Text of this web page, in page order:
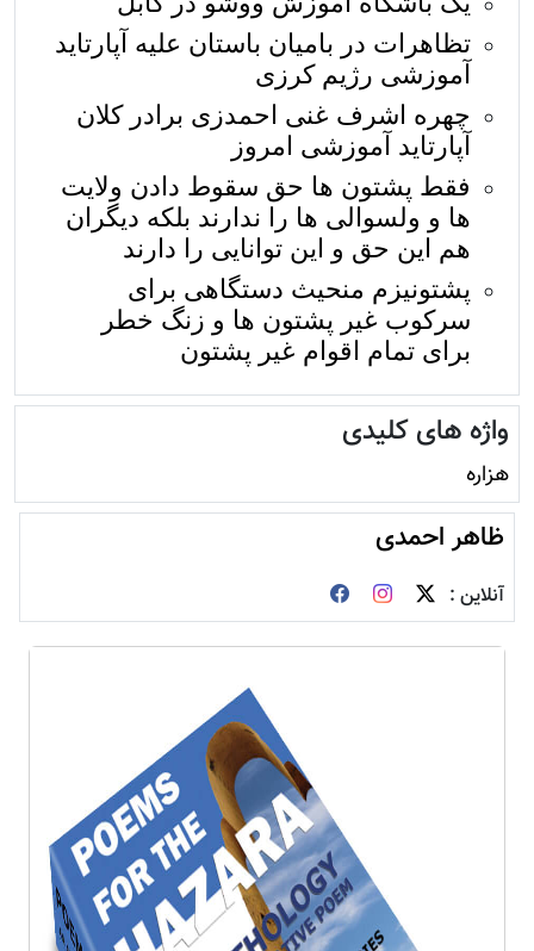
تظاهرات در بامیان باستان علیه آپارتاید
آموزشی رژيم کرزی
چهره اشرف غنی احمدزی برادر کلان
آپارتاید آموزشی امروز
فقط پشتون ها حق سقوط دادن ولایت
ها و ولسوالی ها را ندارند بلکه دیگران
هم این حق و این توانایی را دارند
پشتونیزم منحیث دستگاهی برای
سرکوب غیر پشتون ها و زنگ خطر
برای تمام اقوام غیر پشتون
واژه های کلیدی
هزاره
ظاهر احمدی
آنلاین :